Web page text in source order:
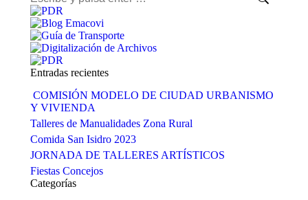
on
Facebook
on
Entradas recientes
COMISIÓN MODELO DE CIUDAD URBANISMO
Y VIVIENDA
Talleres de Manualidades Zona Rural
Comida San Isidro 2023
JORNADA DE TALLERES ARTÍSTICOS
Fiestas Concejos
Categorías